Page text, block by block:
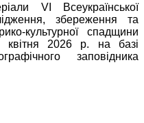
VI Всеукраїнської
збереження та
культурної спадщини
квітня 2026 р. на базі
заповідника